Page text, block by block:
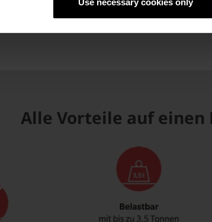
Use necessary cookies only
Alle Vorteile auf einen